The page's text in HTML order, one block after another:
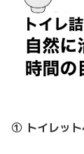
① トイレット